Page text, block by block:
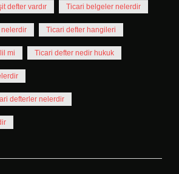
defter vardır Ticari belgeler nelerdir
nelerdir Ticari defter hangileri
mi Ticari defter nedir hukuk
defterler nelerdir